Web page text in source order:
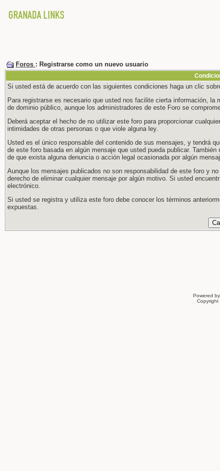
Foros : Registrarse como un nuevo usuario
Si usted está de acuerdo con las siguientes condiciones haga un clic
Para registrarse es necesario que usted nos facilite cierta información,
de dominio público, aunque los administradores de este Foro se
Deberá aceptar el hecho de no utilizar este foro para proporcionar
intimidades de otras personas o que viole alguna ley.
Usted es el único responsable del contenido de sus mensajes, y tendrá
de este foro basada en algún mensaje que usted pueda publicar.
de que exista alguna denuncia o acción legal ocasionada por algún
Aunque los mensajes publicados no son responsabilidad de este foro y
derecho de eliminar cualquier mensaje por algún motivo. Si usted
electrónico.
Si usted se registra y utiliza este foro debe conocer los términos
expuestas.
Powered